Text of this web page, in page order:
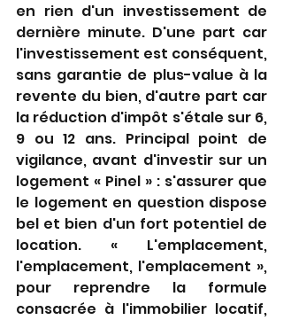
en rien d'un investissement de
dernière minute. D'une part car
l'investissement est conséquent,
sans garantie de plus-value à la
revente du bien, d'autre part car
la réduction d'impôt s'étale sur 6,
9 ou 12 ans. Principal point de
vigilance, avant d'investir sur un
logement « Pinel » : s'assurer que
le logement en question dispose
bel et bien d'un fort potentiel de
location. « L'emplacement,
l'emplacement, l'emplacement »,
pour reprendre la formule
consacrée à l'immobilier locatif,